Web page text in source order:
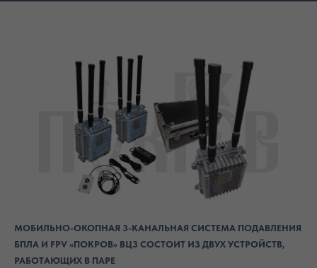
МОБИЛЬНО-ОКОПНАЯ 3-КАНАЛЬНАЯ СИСТЕМА ПОДАВЛЕНИЯ
БПЛА И FPV «ПОКРОВ» ВЦ3 СОСТОИТ ИЗ ДВУХ УСТРОЙСТВ,
РАБОТАЮЩИХ В ПАРЕ